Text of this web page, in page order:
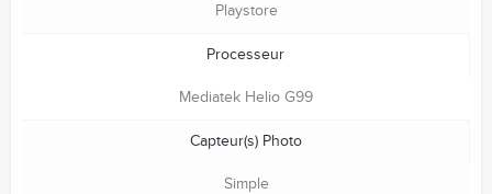
Playstore
Processeur
Mediatek Helio G99
Capteur(s) Photo
Simple